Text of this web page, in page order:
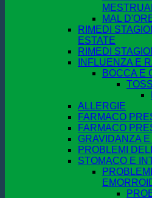
MAL
RIMEDI
ESTATE
RIMEDI
INFLUENZA E
BOCCA E
ALLERGIE
FARMACO
FARMACO
GRAVIDANZA
PROBLEMI
STOMACO E